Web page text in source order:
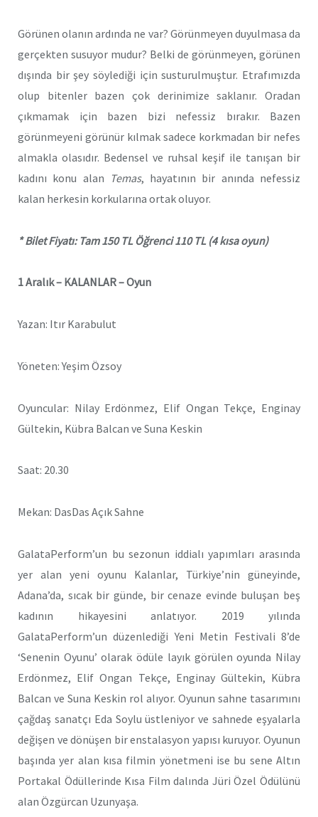
Görünen olanın ardında ne var? Görünmeyen duyulmasa da
gerçekten susuyor mudur? Belki de görünmeyen, görünen
dışında bir şey söylediği için susturulmuştur. Etrafımızda
olup bitenler bazen çok derinimize saklanır. Oradan
çıkmamak için bazen bizi nefessiz bırakır. Bazen
görünmeyeni görünür kılmak sadece korkmadan bir nefes
almakla olasıdır. Bedensel ve ruhsal keşif ile tanışan bir
kadını konu alan Temas, hayatının bir anında nefessiz
kalan herkesin korkularına ortak oluyor.
* Bilet Fiyatı: Tam 150 TL Öğrenci 110 TL (4 kısa oyun)
1 Aralık – KALANLAR – Oyun
Yazan: Itır Karabulut
Yöneten: Yeşim Özsoy
Oyuncular: Nilay Erdönmez, Elif Ongan Tekçe, Enginay
Gültekin, Kübra Balcan ve Suna Keskin
Saat: 20.30
Mekan: DasDas Açık Sahne
GalataPerform’un bu sezonun iddialı yapımları arasında
yer alan yeni oyunu Kalanlar, Türkiye’nin güneyinde,
Adana’da, sıcak bir günde, bir cenaze evinde buluşan beş
kadının hikayesini anlatıyor. 2019 yılında
GalataPerform’un düzenlediği Yeni Metin Festivali 8’de
‘Senenin Oyunu’ olarak ödüle layık görülen oyunda Nilay
Erdönmez, Elif Ongan Tekçe, Enginay Gültekin, Kübra
Balcan ve Suna Keskin rol alıyor. Oyunun sahne tasarımını
çağdaş sanatçı Eda Soylu üstleniyor ve sahnede eşyalarla
değişen ve dönüşen bir enstalasyon yapısı kuruyor. Oyunun
başında yer alan kısa filmin yönetmeni ise bu sene Altın
Portakal Ödüllerinde Kısa Film dalında Jüri Özel Ödülünü
alan Özgürcan Uzunyaşa.